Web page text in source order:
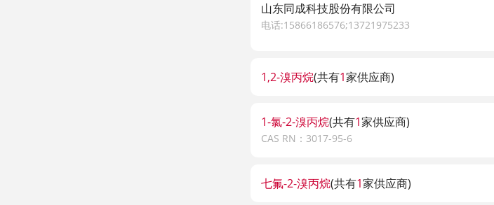
山东同成科技股份有限公司
电话:15866186576;13721975233
1,2-溴丙烷(共有1家供应商)
1-氯-2-溴丙烷(共有1家供应商)
CAS RN：3017-95-6
七氟-2-溴丙烷(共有1家供应商)